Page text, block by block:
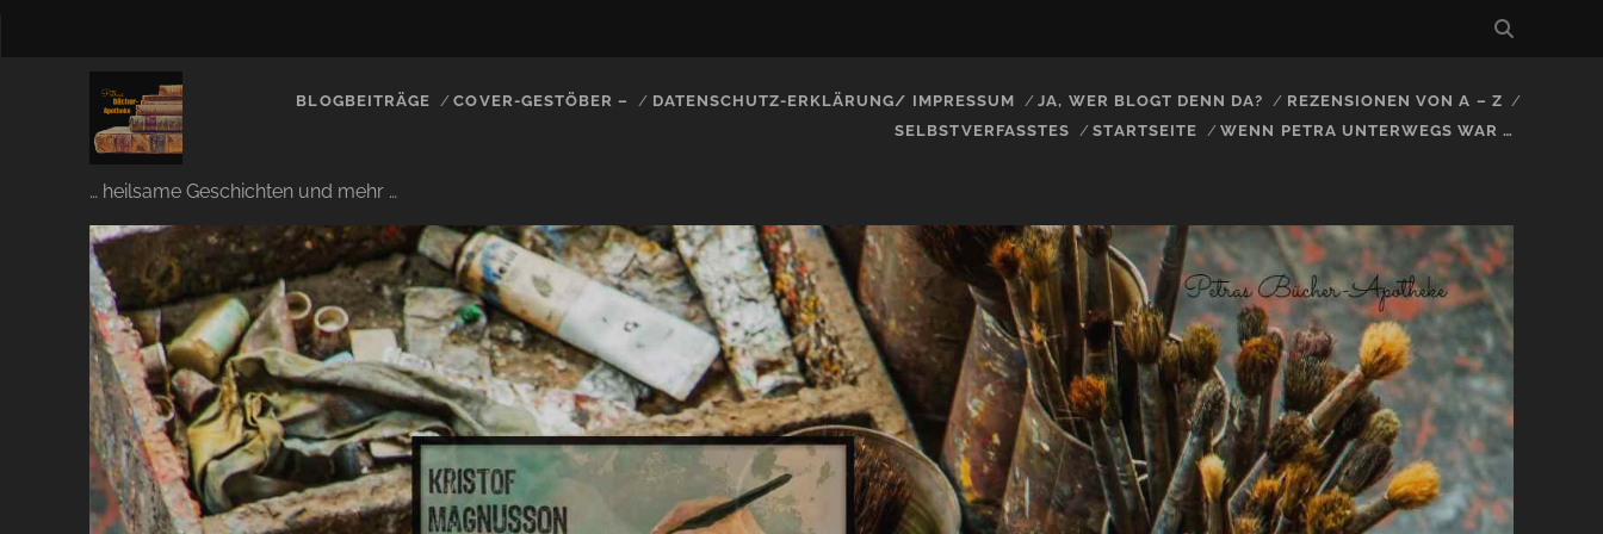
… heilsame Geschichten und mehr …
BLOGBEITRÄGE COVER-GESTÖBER – DATENSCHUTZ-ERKLÄRUNG/ IMPRESSUM JA, WER BLOGT DENN DA?
REZENSIONEN VON A – Z
SELBSTVERFASSTES
STARTSEITE WENN PETRA UNTERWEGS WAR …